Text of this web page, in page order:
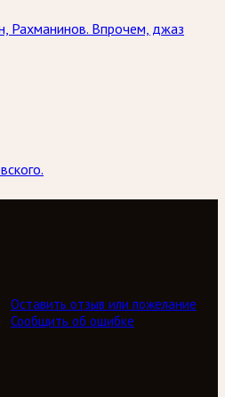
Рахманинов. Впрочем, джаз
Оставить отзыв или пожелание
Сообщить об ошибке